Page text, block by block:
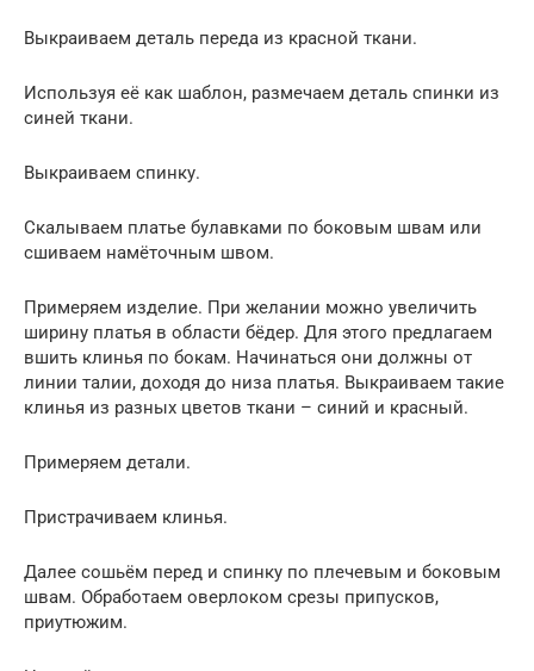
Выкраиваем деталь переда из красной ткани.
Используя её как шаблон, размечаем деталь спинки из
синей ткани.
Выкраиваем спинку.
Скалываем платье булавками по боковым швам или
сшиваем намёточным швом.
Примеряем изделие. При желании можно увеличить
ширину платья в области бёдер. Для этого предлагаем
вшить клинья по бокам. Начинаться они должны от
линии талии, доходя до низа платья. Выкраиваем такие
клинья из разных цветов ткани – синий и красный.
Примеряем детали.
Пристрачиваем клинья.
Далее сошьём перед и спинку по плечевым и боковым
швам. Обработаем оверлоком срезы припусков,
приутюжим.